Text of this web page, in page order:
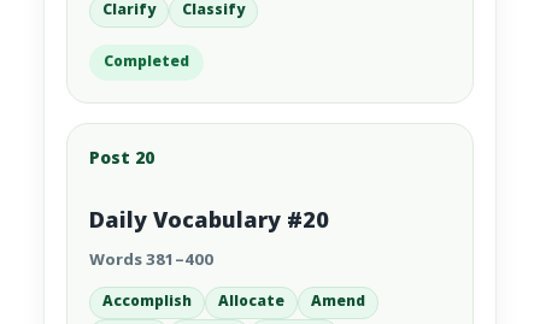
Clarify
Classify
Completed
Post 20
Daily Vocabulary #20
Words 381–400
Accomplish Allocate
Amend